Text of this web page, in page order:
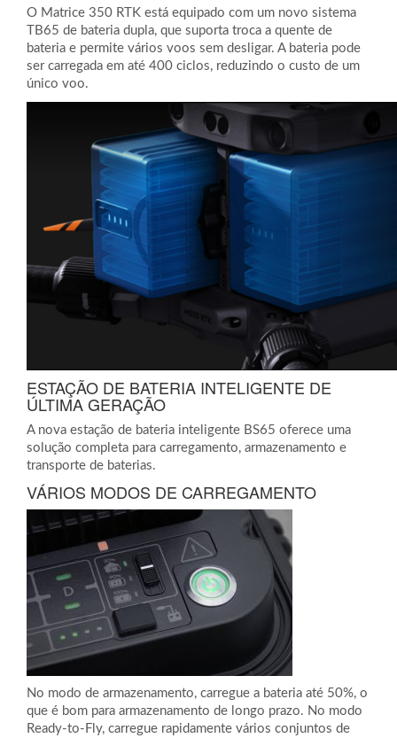
O Matrice 350 RTK está equipado com um novo sistema
TB65 de bateria dupla, que suporta troca a quente de
bateria e permite vários voos sem desligar. A bateria pode
ser carregada em até 400 ciclos, reduzindo o custo de um
único voo.
ESTAÇÃO DE BATERIA INTELIGENTE DE
ÚLTIMA GERAÇÃO
A nova estação de bateria inteligente BS65 oferece uma
solução completa para carregamento, armazenamento e
transporte de baterias.
VÁRIOS MODOS DE CARREGAMENTO
No modo de armazenamento, carregue a bateria até 50%, o
que é bom para armazenamento de longo prazo. No modo
Ready-to-Fly, carregue rapidamente vários conjuntos de